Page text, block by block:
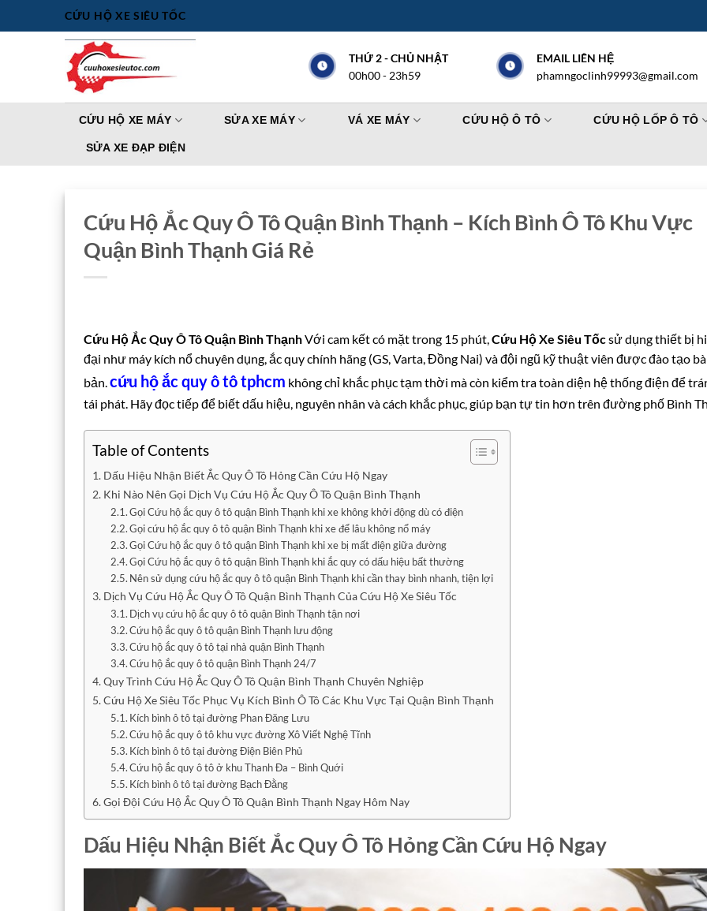
qua
CỨU HỘ XE SIÊU TỐC
THỨ 2 - CHỦ NHẬT
00h00 - 23h59
EMAIL LIÊN HỆ
phamngoclinh99993@gmail.com
CỨU HỘ XE MÁY SỬA XE MÁY VÁ XE MÁY CỨU HỘ Ô TÔ CỨU HỘ LỐP Ô TÔ
SỬA XE ĐẠP ĐIỆN
Cứu Hộ Ắc Quy Ô Tô Quận Bình Thạnh – Kích Bình Ô Tô Khu Vực
Quận Bình Thạnh Giá Rẻ
Cứu Hộ Ắc Quy Ô Tô Quận Bình ThạnhVới cam kết có mặt trong 15 phút,Cứu Hộ Xe Siêu Tốcsử dụng thiết bị
đại như máy kích nổ chuyên dụng, ắc quy chính hãng (GS, Varta, Đồng Nai) và đội ngũ kỹ thuật viên được đào tạo
bản.cứu hộ ắc quy ô tô tphcm không chỉ khắc phục tạm thời mà còn kiểm tra toàn diện hệ thống điện để
tái phát. Hãy đọc tiếp để biết dấu hiệu, nguyên nhân và cách khắc phục, giúp bạn tự tin hơn trên đường phố Bình
Table of Contents
Dấu Hiệu Nhận Biết Ắc Quy Ô Tô Hỏng Cần Cứu Hộ Ngay
Khi Nào Nên Gọi Dịch Vụ Cứu Hộ Ắc Quy Ô Tô Quận Bình Thạnh
Gọi Cứu hộ ắc quy ô tô quận Bình Thạnh khi xe không khởi động dù có điện
Gọi cứu hộ ắc quy ô tô quận Bình Thạnh khi xe để lâu không nổ máy
Gọi Cứu hộ ắc quy ô tô quận Bình Thạnh khi xe bị mất điện giữa đường
Gọi Cứu hộ ắc quy ô tô quận Bình Thạnh khi ắc quy có dấu hiệu bất thường
Nên sử dụng cứu hộ ắc quy ô tô quận Bình Thạnh khi cần thay bình nhanh, tiện lợi
Dịch Vụ Cứu Hộ Ắc Quy Ô Tô Quận Bình Thạnh Của Cứu Hộ Xe Siêu Tốc
Dịch vụ cứu hộ ắc quy ô tô quận Bình Thạnh tận nơi
Cứu hộ ắc quy ô tô quận Bình Thạnh lưu động
Cứu hộ ắc quy ô tô tại nhà quận Bình Thạnh
Cứu hộ ắc quy ô tô quận Bình Thạnh 24/7
Quy Trình Cứu Hộ Ắc Quy Ô Tô Quận Bình Thạnh Chuyên Nghiệp
Cứu Hộ Xe Siêu Tốc Phục Vụ Kích Bình Ô Tô Các Khu Vực Tại Quận Bình Thạnh
Kích bình ô tô tại đường Phan Đăng Lưu
Cứu hộ ắc quy ô tô khu vực đường Xô Viết Nghệ Tĩnh
Kích bình ô tô tại đường Điện Biên Phủ
Cứu hộ ắc quy ô tô ở khu Thanh Đa – Bình Quới
Kích bình ô tô tại đường Bạch Đằng
Gọi Đội Cứu Hộ Ắc Quy Ô Tô Quận Bình Thạnh Ngay Hôm Nay
Dấu Hiệu Nhận Biết Ắc Quy Ô Tô Hỏng Cần Cứu Hộ Ngay